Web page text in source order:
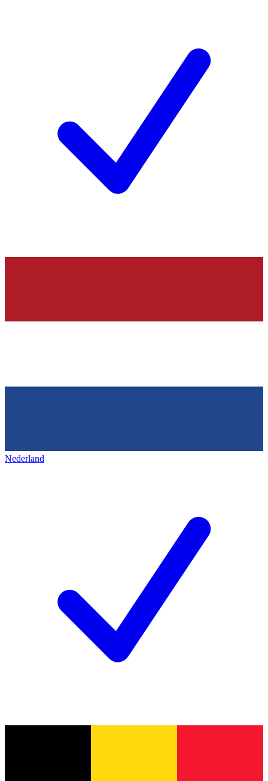
Nederland